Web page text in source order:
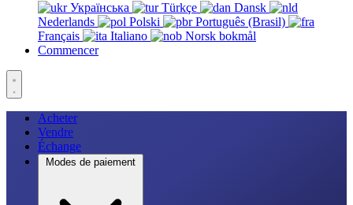
Українська
Türkçe
Dansk
Nederlands
Polski
Português (Brasil)
Français
Italiano
Norsk bokmål
Commencer
Acheter
Vendre
Échange
Modes de paiement